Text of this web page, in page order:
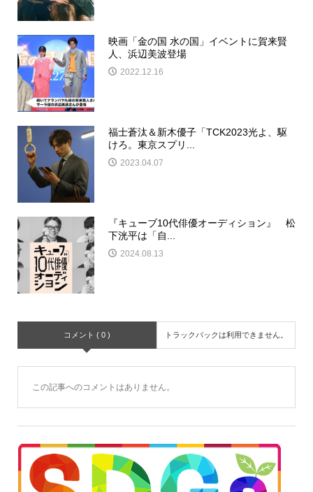
映画「金の国 水の国」イベントに賀来賢
人、浜辺美波登場
2022.12.16
福士蒼汰＆新木優子「TCK2023光よ、駆
けろ。東京スプリ...
2023.04.07
『キューブ10代俳優オーディション』 松
下洸平は「自...
2024.08.13
コメント ( 0 ) トラックバックは利用できません。
この記事へのコメントはありません。